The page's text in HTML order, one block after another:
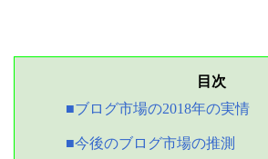
■ブログ市場の2018年の実情
■今後のブログ市場の推測